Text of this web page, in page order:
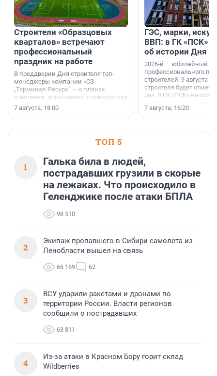
Строители «Образцовых
кварталов» встречают
профессиональный
праздник на работе
В преддверии Дня строителя топ-
менеджеры компании «СЗ
„Терминал-Ресурс“ — о планах
компании, испытаниях и поводах для
осторожного оптимизма.
7 августа, 18:00
ГЭС, марки,
ВВП: в ГК «ПСК»
об истории Дня
2026-й — юбилейный
профессионального
строителей. 9 августа
строителя будет
раз. В ГК «ПСК»
поменялась роль
7 августа, 16:20
ТОП 5
1
Галька била в людей,
пострадавших грузили в скорые
на лежаках. Что происходило в
Геленджике после атаки БПЛА
98 510
2
Экипаж пропавшего в Сибири самолета из
Ленобласти вышел на связь
66 169 62
3
ВСУ ударили ракетами и дронами по
территории России. Власти регионов
сообщили о пострадавших
63 811
4
Из-за атаки в Красном Бору горит склад
Wildberries